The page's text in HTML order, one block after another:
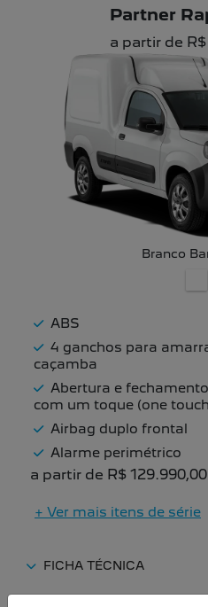
Partner
a partir de
Branco
ABS
4 ganchos para
caçamba
Abertura e
com um toque (one
Airbag duplo frontal
Alarme perimétrico
a partir de R$ 129.990,00
+ Ver mais itens de série
FICHA TÉCNICA